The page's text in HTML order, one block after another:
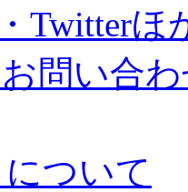
Twitterほ
問い合
ついて